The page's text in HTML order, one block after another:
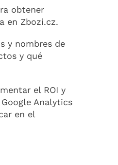
obtener
en Zbozi.cz.
y nombres de
y qué
el ROI y
Analytics
en el